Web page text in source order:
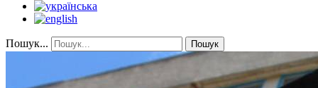
Пошук... Пошук